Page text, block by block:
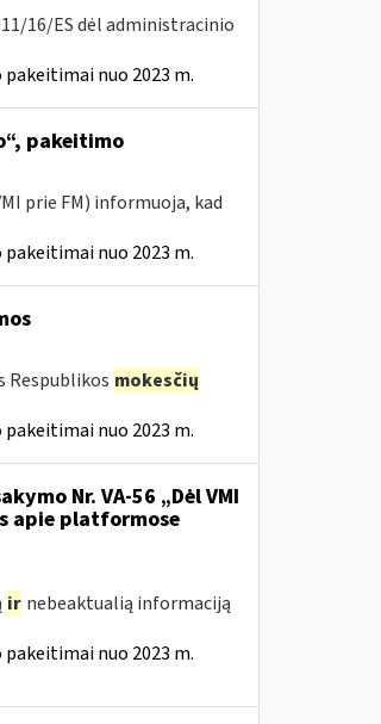
16/ES dėl administracinio
nuo 2023 m.
pakeitimo
prie FM) informuoja, kad
nuo 2023 m.
Respublikos mokesčių
nuo 2023 m.
Nr. VA-56 „Dėl VMI
apie platformose
ir nebeaktualią informaciją
nuo 2023 m.